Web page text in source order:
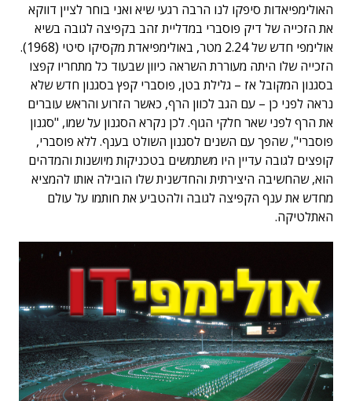
האולימפיאדות סיפקו לנו הרבה רגעי שיא ואני בוחר לציין דווקא
את הזכייה של דיק פוסברי במדליית זהב בקפיצה לגובה בשיא
אולימפי חדש של 2.24 מטר, באולימפיאדת מקסיקו סיטי (1968).
הזכייה שלו היתה מעוררת השראה כיוון שבעוד כל מתחריו קפצו
בסגנון המקובל אז – גלילת בטן, פוסברי קפץ בסגנון חדש שלא
נראה לפני כן – עם הגב לכוון הרף, כאשר הזרוע והראש עוברים
את הרף לפני שאר חלקי הגוף. לכן נקרא הסגנון על שמו, "סגנון
פוסברי", שהפך עם השנים לסגנון השולט בענף. ללא פוסברי,
קופצים לגובה עדיין היו משתמשים בטכניקות מיושנות והמדהים
הוא, שהחשיבה היצירתית והחדשנית שלו הובילה אותו להמציא
מחדש את ענף הקפיצה לגובה ולהטביע את חותמו על עולם
האתלטיקה.